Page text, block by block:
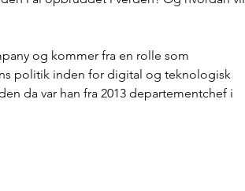
og kommer fra en rolle som
politik inden for digital og teknologisk
da var han fra 2013 departementchef i